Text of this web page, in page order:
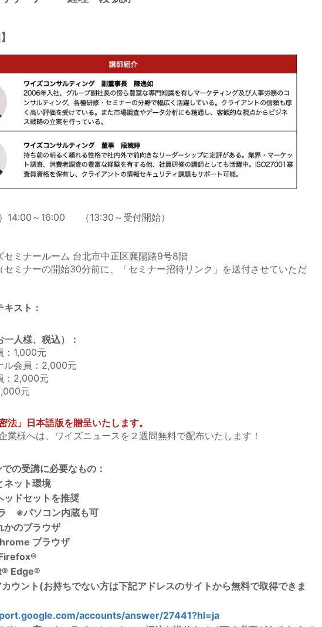
14:00～16:00 （13:30～受付開始）
セミナールーム 台北市中正区襄陽路9号8階
セミナーの開始30分前に、「セミナー招待リンク」を送付させていただ
スト：
一人様、税込）：
：1,000元
ル会員：2,000元
：2,000元
元
」日本語版を贈呈いたします。​
様へは、ワイズニュースを２週間無料で配布いたします！
の受講に必要なもの ：
ネット環境
ドセットを推奨
※パソコン内蔵も可
のブラウザ
ブラウザ
Edge®
ウント(お持ちでない方は下記アドレスのサイトから無料で取得できま
accounts/answer/27441?hl=ja